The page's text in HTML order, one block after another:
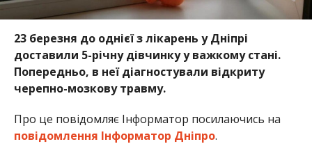
23 березня до однієї з лікарень у Дніпрі
доставили 5-річну дівчинку у важкому стані.
Попередньо, в неї діагностували відкриту
черепно-мозкову травму.
Про це повідомляє Інформатор посилаючись на
повідомлення Інформатор Дніпро.